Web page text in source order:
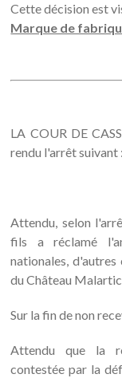
Cette décision est
Marque de
LA COUR DE
rendu l'arrêt suivant :
Attendu, selon
fils a réclamé
nationales,
du Château
Sur la fin de non
Attendu que la
contestée par la